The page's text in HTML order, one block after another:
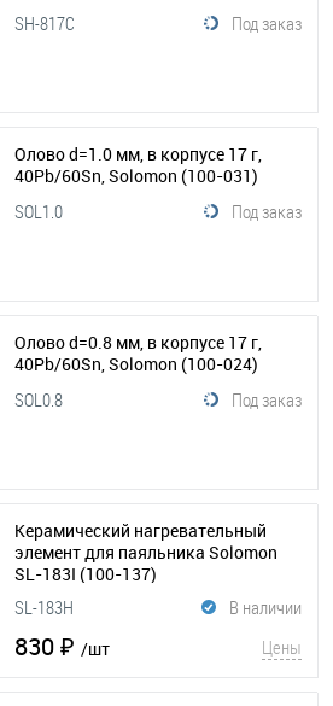
Под заказ
SH-817C
Олово d=1.0 мм, в корпусе 17 г,
40Pb/60Sn, Solomon (100-031)
Под заказ
SOL1.0
Олово d=0.8 мм, в корпусе 17 г,
40Pb/60Sn, Solomon (100-024)
Под заказ
SOL0.8
Керамический нагревательный
элемент для паяльника Solomon
SL-183I (100-137)
В наличии
SL-183H
830 ₽ /шт Цены